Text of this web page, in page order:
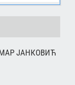
ЈАНКОВИЋ